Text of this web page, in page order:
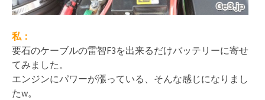
私：
要石のケーブルの雷智F3を出来るだけバッテリーに寄せ
てみました。
エンジンにパワーが漲っている、そんな感じになりまし
たw。